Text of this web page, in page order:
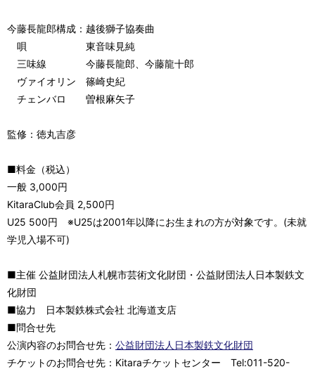
今藤長龍郎構成：越後獅子協奏曲
唄 東音味見純
三味線 今藤長龍郎、今藤龍十郎
ヴァイオリン 篠崎史紀
チェンバロ 曽根麻矢子
監修：徳丸吉彦
■料金（税込）
一般 3,000円
KitaraClub会員 2,500円
U25 500円 ※U25は2001年以降にお生まれの方が対象です。(未就
学児入場不可)
■主催 公益財団法人札幌市芸術文化財団・公益財団法人日本製鉄文
化財団
■協力 日本製鉄株式会社 北海道支店
■問合せ先
公演内容のお問合せ先： 公益財団法人日本製鉄文化財団
チケットのお問合せ先：Kitaraチケットセンター Tel:011-520-